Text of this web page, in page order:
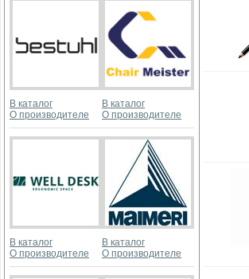
В каталог
О производителе
В каталог
О производителе
В каталог
О производителе
В каталог
О производителе